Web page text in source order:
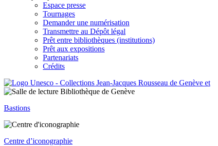
Espace presse
Tournages
Demander une numérisation
Transmettre au Dépôt légal
Prêt entre bibliothèques (institutions)
Prêt aux expositions
Partenariats
Crédits
Bastions
Centre d’iconographie